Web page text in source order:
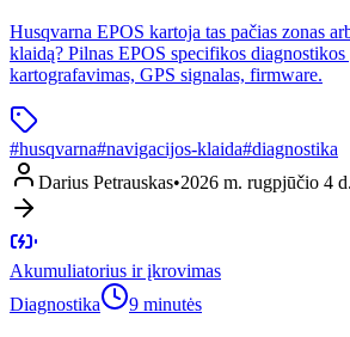
Husqvarna EPOS kartoja tas pačias zonas
klaidą? Pilnas EPOS specifikos diagnostikos
kartografavimas, GPS signalas, firmware.
#husqvarna#navigacijos-klaida#diagnostika
Darius Petrauskas•2026 m. rugpjūčio 4 d.
Akumuliatorius ir įkrovimas
Diagnostika
9 minutės